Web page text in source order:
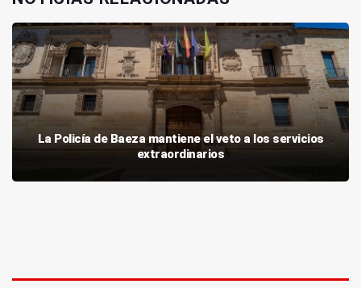
La Policía de Baeza mantiene el veto a los servicios
extraordinarios